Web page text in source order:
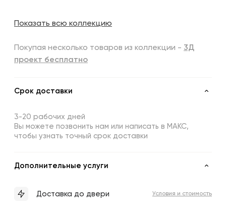
Показать всю коллекцию
Покупая несколько товаров из коллекции - 3Д
проект бесплатно
Срок доставки
3-20 рабочих дней
Вы можете позвонить нам или написать в МАКС,
чтобы узнать точный срок доставки
Дополнительные услуги
Доставка до двери Условия и стоимость